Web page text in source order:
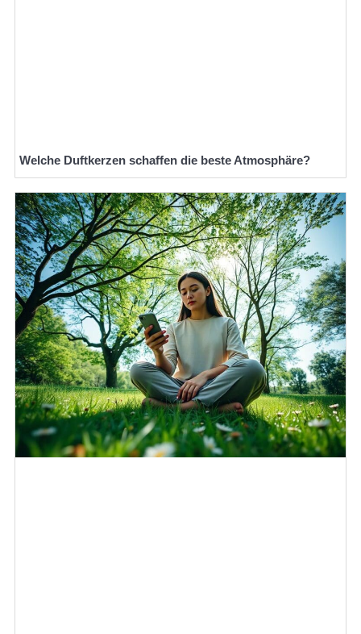
Welche Duftkerzen schaffen die beste Atmosphäre?